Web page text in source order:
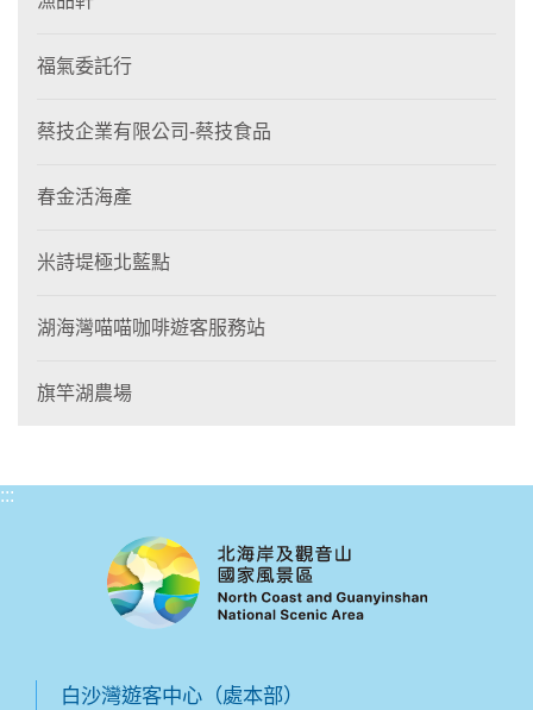
福氣委託行
蔡技企業有限公司-蔡技食品
春金活海產
米詩堤極北藍點
湖海灣喵喵咖啡遊客服務站
旗竿湖農場
:::
白沙灣遊客中心（處本部）